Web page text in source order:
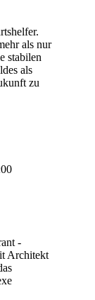
als nur
stabilen
als
zu
-
Architekt